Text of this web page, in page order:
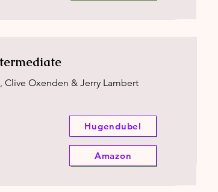
Clive Oxenden & Jerry Lambert
Hugendubel
Amazon